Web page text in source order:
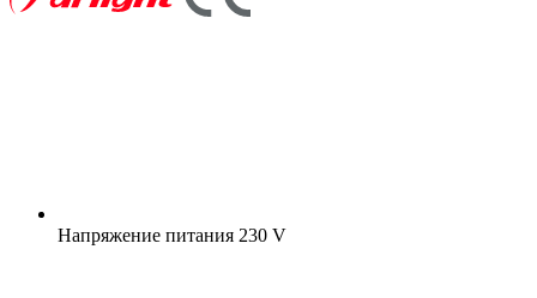
Напряжение питания 230 V